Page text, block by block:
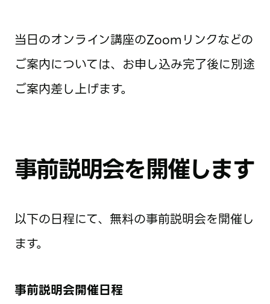
当日のオンライン講座のZoomリンクなどの
ご案内については、お申し込み完了後に別途
ご案内差し上げます。
事前説明会を開催します
以下の日程にて、無料の事前説明会を開催し
ます。
事前説明会開催日程